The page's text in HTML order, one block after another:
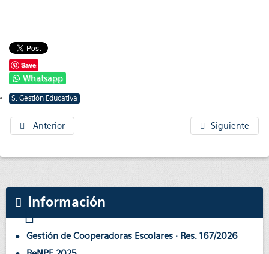
Save
Whatsapp
S. Gestión Educativa
Anterior Siguiente
Información
Gestión de Cooperadoras Escolares · Res. 167/2026